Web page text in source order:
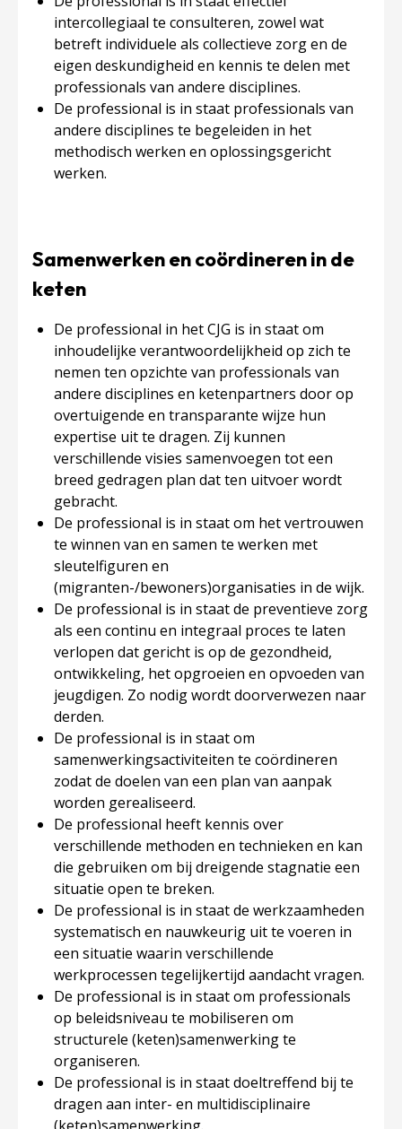
intercollegiaal te consulteren, zowel wat
betreft individuele als collectieve zorg en de
eigen deskundigheid en kennis te delen met
professionals van andere disciplines.
De professional is in staat professionals van
andere disciplines te begeleiden in het
methodisch werken en oplossingsgericht
werken.
Samenwerken en coördineren in de
keten
De professional in het CJG is in staat om
inhoudelijke verantwoordelijkheid op zich te
nemen ten opzichte van professionals van
andere disciplines en ketenpartners door op
overtuigende en transparante wijze hun
expertise uit te dragen. Zij kunnen
verschillende visies samenvoegen tot een
breed gedragen plan dat ten uitvoer wordt
gebracht.
De professional is in staat om het vertrouwen
te winnen van en samen te werken met
sleutelfiguren en
(migranten-/bewoners)organisaties in de wijk.
De professional is in staat de preventieve zorg
als een continu en integraal proces te laten
verlopen dat gericht is op de gezondheid,
ontwikkeling, het opgroeien en opvoeden van
jeugdigen. Zo nodig wordt doorverwezen naar
derden.
De professional is in staat om
samenwerkingsactiviteiten te coördineren
zodat de doelen van een plan van aanpak
worden gerealiseerd.
De professional heeft kennis over
verschillende methoden en technieken en kan
die gebruiken om bij dreigende stagnatie een
situatie open te breken.
De professional is in staat de werkzaamheden
systematisch en nauwkeurig uit te voeren in
een situatie waarin verschillende
werkprocessen tegelijkertijd aandacht vragen.
De professional is in staat om professionals
op beleidsniveau te mobiliseren om
structurele (keten)samenwerking te
organiseren.
De professional is in staat doeltreffend bij te
dragen aan inter- en multidisciplinaire